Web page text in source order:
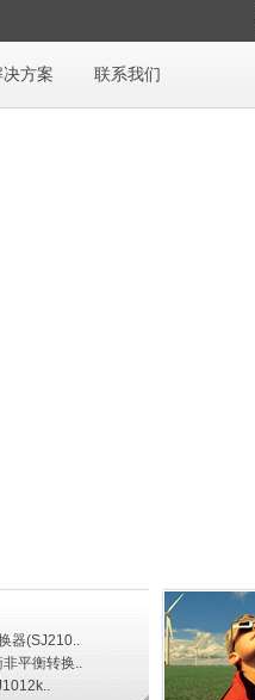
决方案 联系我们
器(SJ210..
平衡转换..